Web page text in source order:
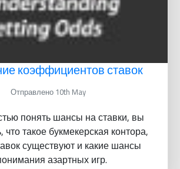
коэффициентов ставок
Отправлено 10th May
понять шансы на ставки, вы
такое букмекерская контора,
существуют и какие шансы
азартных игр.